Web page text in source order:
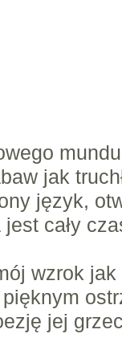
jak
język,
cały
wzrok jak
jej